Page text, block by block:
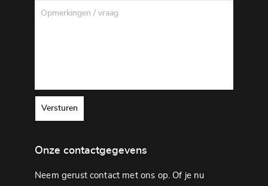
Versturen
Onze contactgegevens
Neem gerust contact met ons op. Of je nu